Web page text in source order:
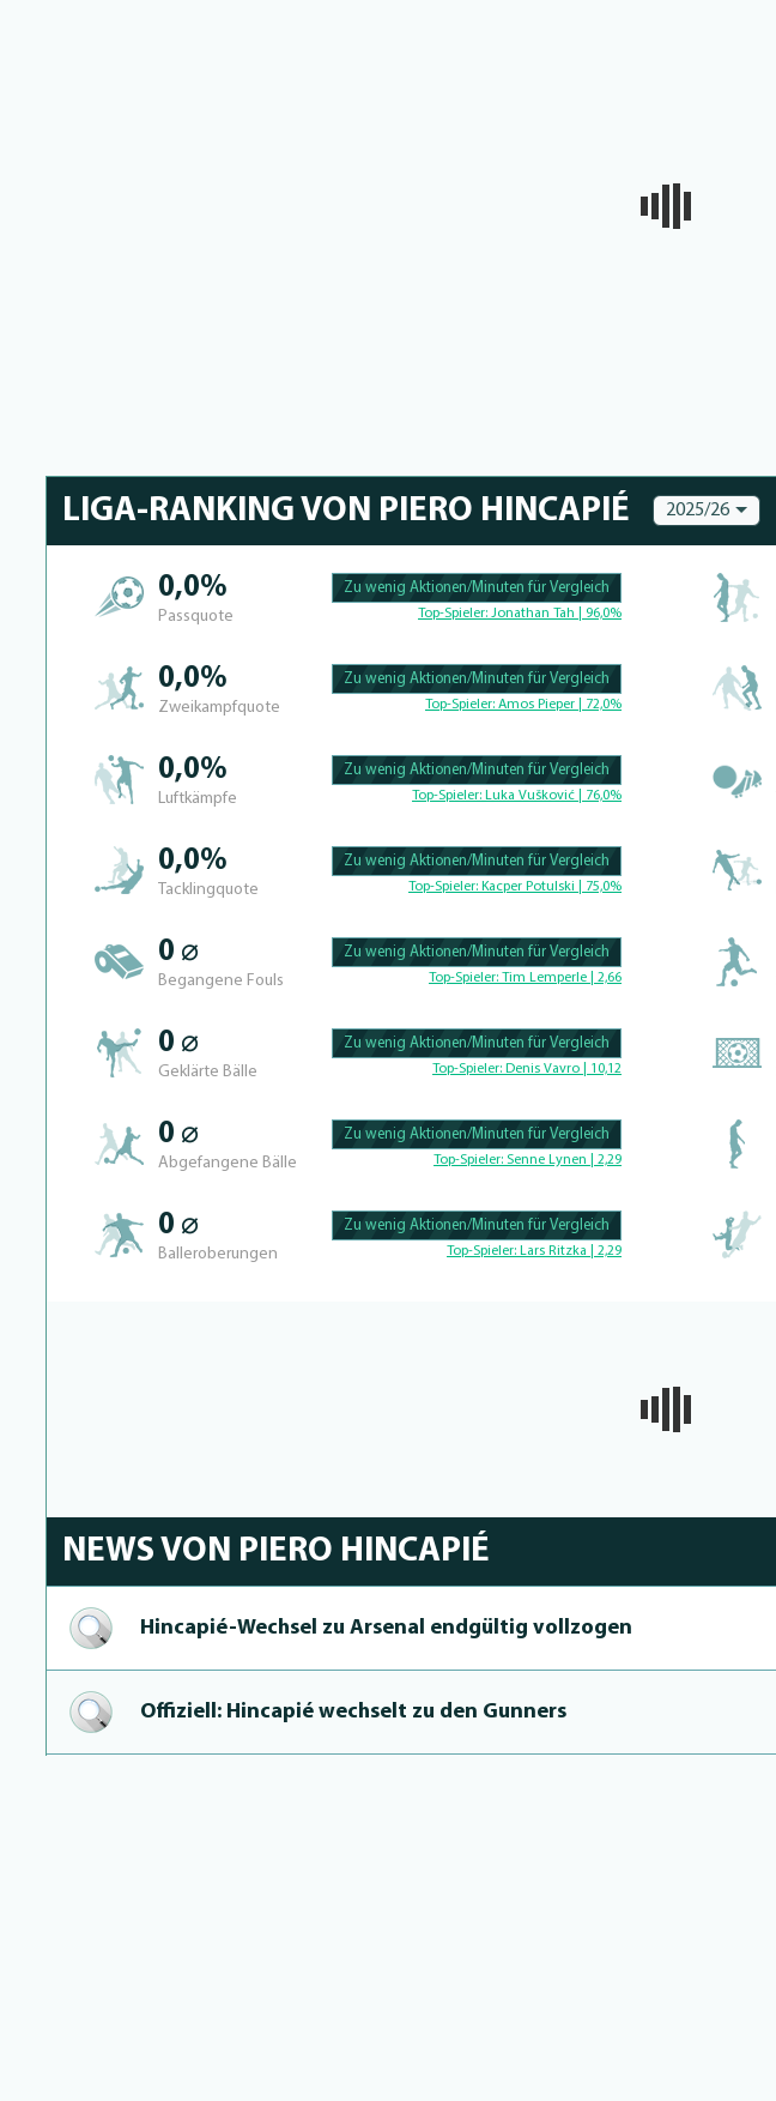
LIGA-RANKING VON PIERO HINCAPIÉ 2025/26
0,0%
Passquote
100.39682539683% Complete
Zu wenig Aktionen/Minuten für Vergleich
Top-Spieler: Jonathan Tah | 96,0%
0,0%
Zweikampfquote
100.390625% Complete
Zu wenig Aktionen/Minuten für Vergleich
Top-Spieler: Amos Pieper | 72,0%
0,0%
Luftkämpfe
100.41493775934% Complete
Zu wenig Aktionen/Minuten für Vergleich
Top-Spieler: Luka Vušković | 76,0%
0,0%
Tacklingquote
100.39682539683% Complete
Zu wenig Aktionen/Minuten für Vergleich
Top-Spieler: Kacper Potulski | 75,0%
0 ⌀
Begangene Fouls
100.4% Complete
Zu wenig Aktionen/Minuten für Vergleich
Top-Spieler: Tim Lemperle | 2,66
0 ⌀
Geklärte Bälle
100.46728971963% Complete
Zu wenig Aktionen/Minuten für Vergleich
Top-Spieler: Denis Vavro | 10,12
0 ⌀
Abgefangene Bälle
100.43859649123% Complete
Zu wenig Aktionen/Minuten für Vergleich
Top-Spieler: Senne Lynen | 2,29
0 ⌀
Balleroberungen
100.40650406504% Complete
Zu wenig Aktionen/Minuten für Vergleich
Top-Spieler: Lars Ritzka | 2,29
NEWS VON PIERO HINCAPIÉ
Hin­ca­pié-Wechsel zu Arsenal endgültig vollzogen
Offiziell: Hincapié wechselt zu den Gunners